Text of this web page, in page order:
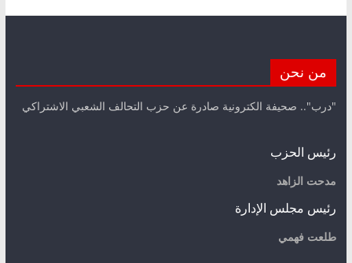
من نحن
"درب".. صحيفة الكترونية صادرة عن حزب التحالف الشعبي الاشتراكي
رئيس الحزب
مدحت الزاهد
رئيس مجلس الإدارة
طلعت فهمي